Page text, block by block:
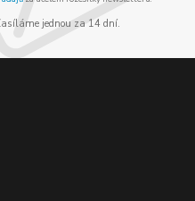
jednou za 14 dní.